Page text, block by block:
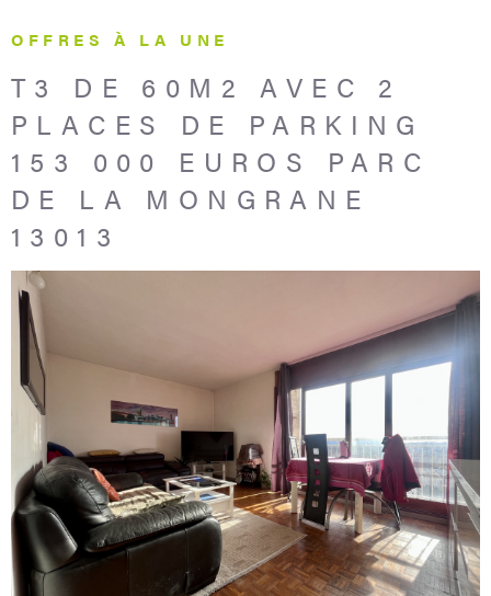
OFFRES À LA UNE
T3 DE 60M2 AVEC 2
PLACES DE PARKING
153 000 EUROS PARC
DE LA MONGRANE
13013